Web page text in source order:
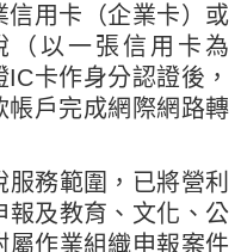
信用卡（企業卡）或
（以一張信用卡為
卡作身分認證後，
帳戶完成網際網路轉
務範圍，已將營利
報及教育、文化、公
屬作業組織申報案件